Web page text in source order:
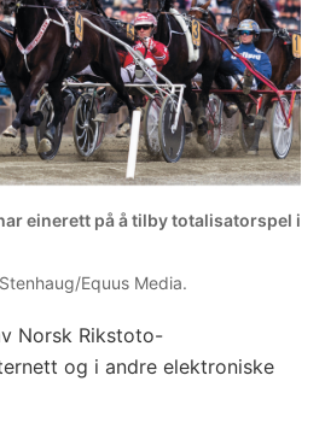
einerett på å tilby totalisatorspel i
Equus Media.
Norsk Rikstoto-
og i andre elektroniske